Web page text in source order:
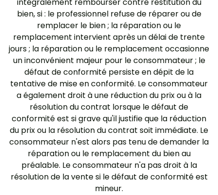
intégralement rembourser contre restitution du
bien, si : le professionnel refuse de réparer ou de
remplacer le bien ; la réparation ou le
remplacement intervient après un délai de trente
jours ; la réparation ou le remplacement occasionne
un inconvénient majeur pour le consommateur ; le
défaut de conformité persiste en dépit de la
tentative de mise en conformité. Le consommateur
a également droit à une réduction du prix ou à la
résolution du contrat lorsque le défaut de
conformité est si grave qu'il justifie que la réduction
du prix ou la résolution du contrat soit immédiate. Le
consommateur n'est alors pas tenu de demander la
réparation ou le remplacement du bien au
préalable. Le consommateur n'a pas droit à la
résolution de la vente si le défaut de conformité est
mineur.